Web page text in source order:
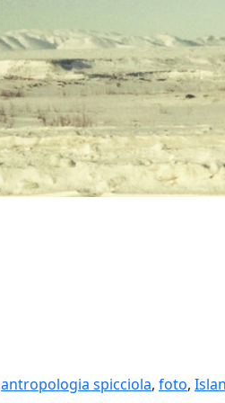
antropologia spicciola, foto,